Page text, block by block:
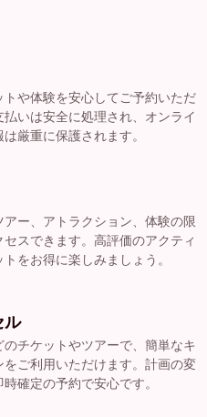
や体験を安心してご予約いただ
いは安全に処理され、オンライ
厳重に保護されます。
ー、アトラクション、体験の限
スできます。高評価のアクティ
をお得に楽しみましょう。
ル
チケットやツアーで、簡単なキ
をご利用いただけます。計画の変
確定の予約で安心です。